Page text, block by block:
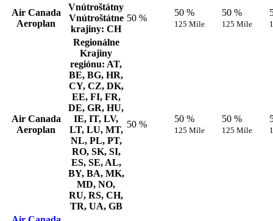
Air Canada
Aeroplan
Vnútroštátny
Vnútroštátne
krajiny: CH
50 %
50 %
125 Míle
50 %
125 Míle
Air Canada
Aeroplan
Regionálne
Krajiny
regiónu: AT,
BE, BG, HR,
CY, CZ, DK,
EE, FI, FR,
DE, GR, HU,
IE, IT, LV,
LT, LU, MT,
NL, PL, PT,
RO, SK, SI,
ES, SE, AL,
BY, BA, MK,
MD, NO,
RU, RS, CH,
TR, UA, GB
50 %
50 %
125 Míle
50 %
125 Míle